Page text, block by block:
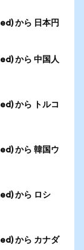
から 日本円
から 中国人
から トルコ
から 韓国ウ
から ロシ
から カナダ